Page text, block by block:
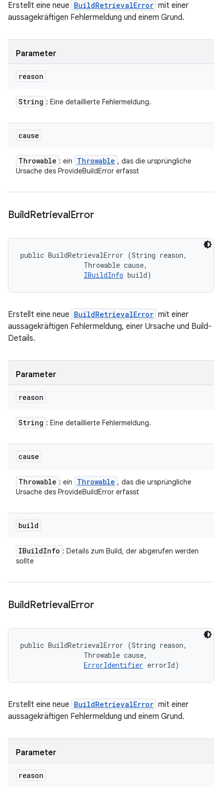
Erstellt eine neue BuildRetrievalError mit einer
aussagekräftigen Fehlermeldung und einem Grund.
Parameter
reason
String : Eine detaillierte Fehlermeldung.
cause
Throwable : ein Throwable , das die ursprüngliche
Ursache des ProvideBuildError erfasst
BuildRetrievalError
public BuildRetrievalError (String reason,
                Throwable cause,
IBuildInfo build)
Erstellt eine neue BuildRetrievalError mit einer
aussagekräftigen Fehlermeldung, einer Ursache und Build-
Details.
Parameter
reason
String : Eine detaillierte Fehlermeldung.
cause
Throwable : ein Throwable , das die ursprüngliche
Ursache des ProvideBuildError erfasst
build
IBuildInfo : Details zum Build, der abgerufen werden
sollte
BuildRetrievalError
public BuildRetrievalError (String reason,
                Throwable cause,
ErrorIdentifier errorId)
Erstellt eine neue BuildRetrievalError mit einer
aussagekräftigen Fehlermeldung und einem Grund.
Parameter
reason